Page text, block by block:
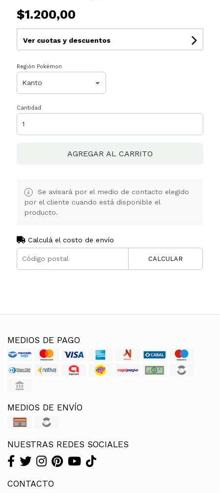
$1.200,00
Ver cuotas y descuentos
Región Pokémon
Cantidad
AGREGAR AL CARRITO
Se avisará por el medio de contacto elegido
por el cliente cuando está disponible el
producto.
Calculá el costo de envío
CALCULAR
MEDIOS DE PAGO
MEDIOS DE ENVÍO
NUESTRAS REDES SOCIALES
CONTACTO